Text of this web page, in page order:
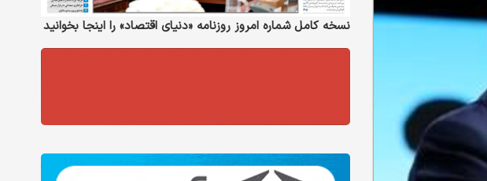
نسخه کامل شماره امروز روزنامه «دنیای‌ اقتصاد» را اینجا بخوانید